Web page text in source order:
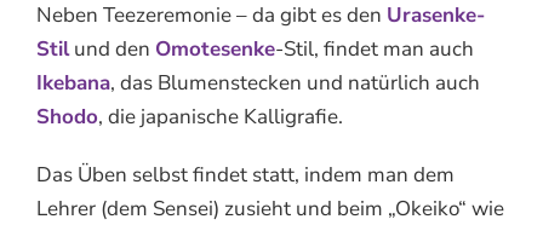
Neben Teezeremonie – da gibt es den Urasenke-
Stilund den Omotesenke-Stil, findet man auch
Ikebana, das Blumenstecken und natürlich auch
Shodo, die japanische Kalligrafie.
Das Üben selbst findet statt, indem man dem
Lehrer (dem Sensei) zusieht und beim „Okeiko“ wie